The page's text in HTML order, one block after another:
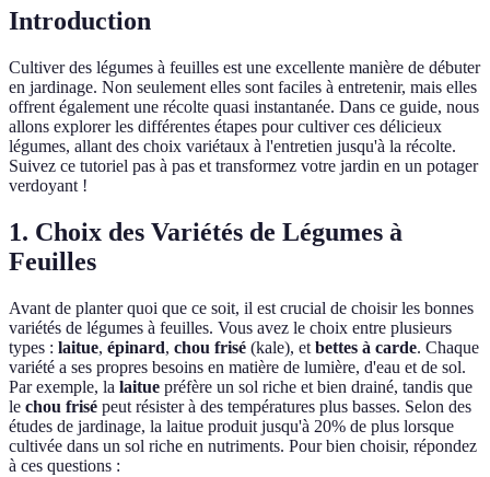
Introduction
Cultiver des légumes à feuilles est une excellente manière de débuter
en jardinage. Non seulement elles sont faciles à entretenir, mais elles
offrent également une récolte quasi instantanée. Dans ce guide, nous
allons explorer les différentes étapes pour cultiver ces délicieux
légumes, allant des choix variétaux à l'entretien jusqu'à la récolte.
Suivez ce tutoriel pas à pas et transformez votre jardin en un potager
verdoyant !
1. Choix des Variétés de Légumes à
Feuilles
Avant de planter quoi que ce soit, il est crucial de choisir les bonnes
variétés de légumes à feuilles. Vous avez le choix entre plusieurs
types : laitue, épinard, chou frisé (kale), et bettes à carde. Chaque
variété a ses propres besoins en matière de lumière, d'eau et de sol.
Par exemple, la laitue préfère un sol riche et bien drainé, tandis que
le chou frisé peut résister à des températures plus basses. Selon des
études de jardinage, la laitue produit jusqu'à 20% de plus lorsque
cultivée dans un sol riche en nutriments. Pour bien choisir, répondez
à ces questions :